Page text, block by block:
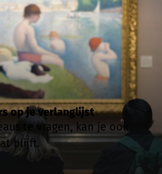
op je verlanglijst
te vragen, kan je ook
blijft.